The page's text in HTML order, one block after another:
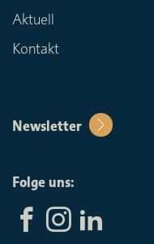
Aktuell
Kontakt
Newsletter
Folge uns: